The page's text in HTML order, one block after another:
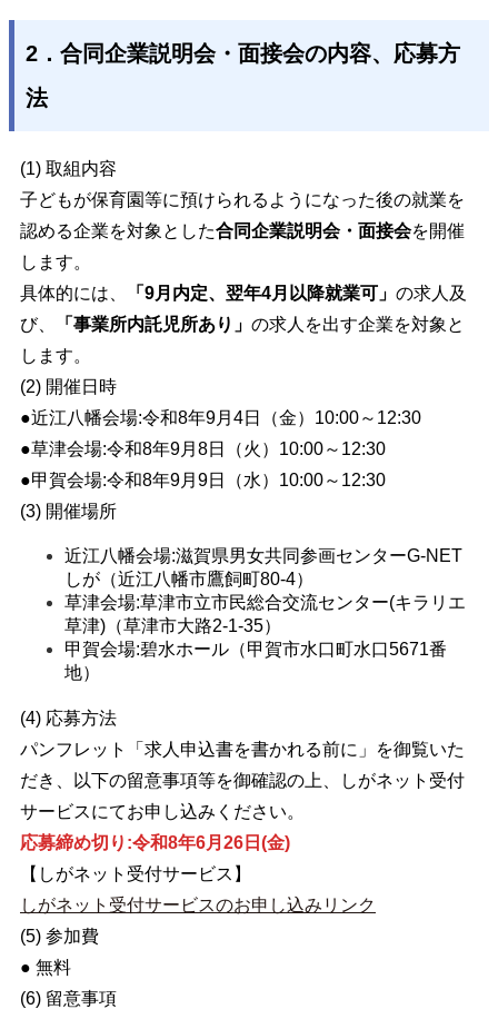
2．合同企業説明会・面接会の内容、応募方
法
(1) 取組内容
子どもが保育園等に預けられるようになった後の就業を
認める企業を対象とした合同企業説明会・面接会を開催
します。
具体的には、
「9月内定、翌年4月以降就業可」 の求人及
び、
「事業所内託児所あり」 の求人を出す企業を対象と
します。
(2) 開催日時
●近江八幡会場:令和8年9月4日（金）10:00～12:30
●草津会場:令和8年9月8日（火）10:00～12:30
●甲賀会場:令和8年9月9日（水）10:00～12:30
(3) 開催場所
近江八幡会場:滋賀県男女共同参画センターG-NET
しが（近江八幡市鷹飼町80-4）
草津会場:草津市立市民総合交流センター(キラリエ
草津)（草津市大路2-1-35）
甲賀会場:碧水ホール（甲賀市水口町水口5671番
地）
(4) 応募方法
パンフレット「求人申込書を書かれる前に」を御覧いた
だき、以下の留意事項等を御確認の上、しがネット受付
サービスにてお申し込みください。
応募締め切り:令和8年6月26日(金)
【しがネット受付サービス】
しがネット受付サービスのお申し込みリンク
(5) 参加費
● 無料
(6) 留意事項